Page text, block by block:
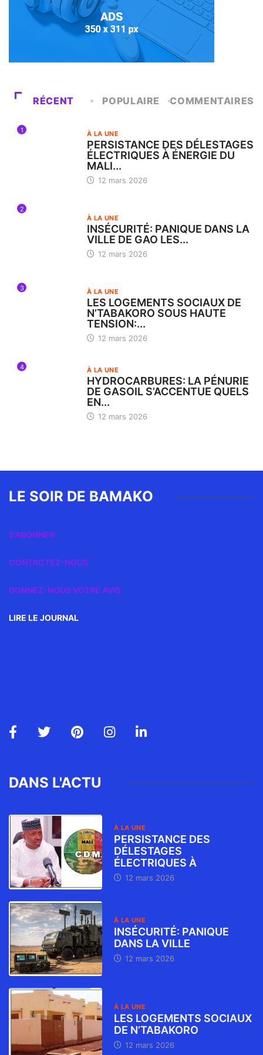
RÉCENT POPULAIRE COMMENTAIRES
1 À LA UNE
PERSISTANCE DES DÉLESTAGES
ÉLECTRIQUES À ÉNERGIE DU
MALI...
12 mars 2026
2
À LA UNE
INSÉCURITÉ: PANIQUE DANS LA
VILLE DE GAO LES...
12 mars 2026
3 À LA UNE
LES LOGEMENTS SOCIAUX DE
N’TABAKORO SOUS HAUTE
TENSION:...
12 mars 2026
4 À LA UNE
HYDROCARBURES: LA PÉNURIE
DE GASOIL S’ACCENTUE QUELS
EN...
12 mars 2026
LE SOIR DE BAMAKO
S’ABONNER
CONTACTEZ-NOUS
DONNEZ-NOUS VOTRE AVIS
LIRE LE JOURNAL
DANS L'ACTU
À LA UNE
PERSISTANCE DES
DÉLESTAGES
ÉLECTRIQUES À
12 mars 2026
À LA UNE
INSÉCURITÉ: PANIQUE
DANS LA VILLE
12 mars 2026
À LA UNE
LES LOGEMENTS SOCIAUX
DE N’TABAKORO
12 mars 2026